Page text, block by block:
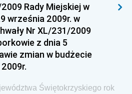
Sportu
Funduszy i Polityki
Aktywów Państwowych
Zdrowia
Środowiska i Głównego
Rady Miejskiej w
września 2009r. w
Nr XL/231/2009
z dnia 5
zmian w budżecie
Świętokrzyskiego rok